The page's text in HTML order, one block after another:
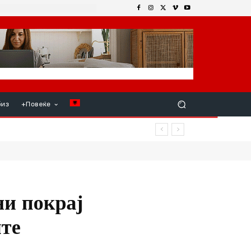
+Повеќе
покрај